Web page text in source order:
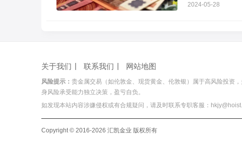
2024-05-28
关于我们 联系我们 网站地图
风险提示： 贵金属交易（如伦敦金、现货黄金、伦敦银）属于高风险投资
身风险承受能力独立决策，盈亏自负。
如发现本站内容涉嫌侵权或有合规疑问，请及时联系专职客服：
Copyright © 2016-2026 汇凯金业 版权所有